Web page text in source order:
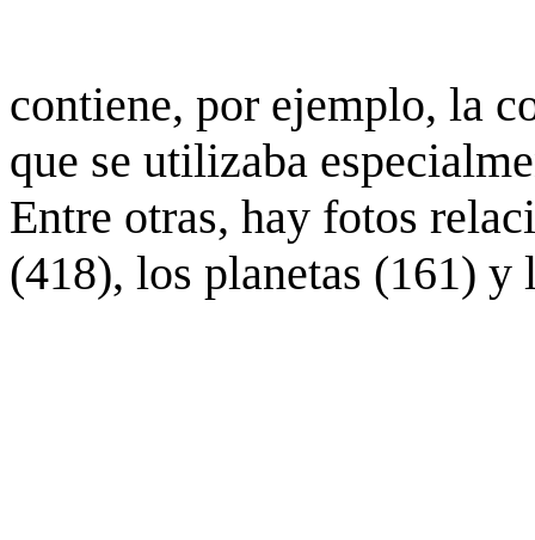
contiene, por ejemplo, la
que se utilizaba
Entre otras, hay fotos
(418), los planetas (161) y